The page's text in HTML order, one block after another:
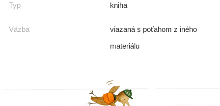
Typ kniha
Väzba
viazaná s poťahom z iného
materiálu